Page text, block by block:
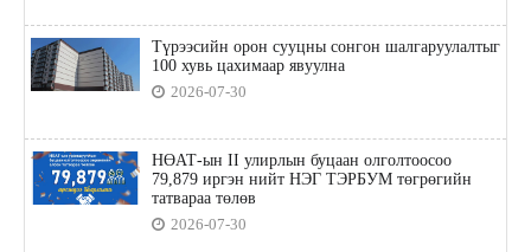
Түрээсийн орон сууцны сонгон шалгаруулалтыг
100 хувь цахимаар явуулна
2026-07-30
НӨАТ-ын II улирлын буцаан олголтоосоо
79,879 иргэн нийт НЭГ ТЭРБУМ төгрөгийн
татвараа төлөв
2026-07-30